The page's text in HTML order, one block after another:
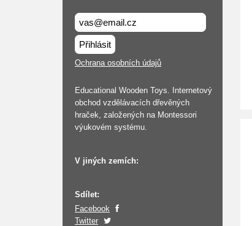
Přihlásit
Ochrana osobních údajů
Educational Wooden Toys. Internetový
obchod vzdělávacích dřevěných
hraček, založených na Montessori
výukovém systému.
V jiných zemích:
Sdílet:
Facebook
Twitter